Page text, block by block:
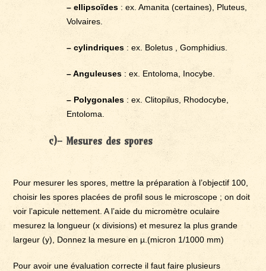
– ellipsoïdes : ex. Amanita (certaines), Pluteus,
Volvaires.
– cylindriques : ex. Boletus , Gomphidius.
– Anguleuses : ex. Entoloma, Inocybe.
– Polygonales : ex. Clitopilus, Rhodocybe,
Entoloma.
c)- Mesures des spores
Pour mesurer les spores, mettre la préparation à l’objectif 100,
choisir les spores placées de profil sous le microscope ; on doit
voir l’apicule nettement. A l’aide du micromètre oculaire
mesurez la longueur (x divisions) et mesurez la plus grande
largeur (y), Donnez la mesure en µ.(micron 1/1000 mm)
Pour avoir une évaluation correcte il faut faire plusieurs